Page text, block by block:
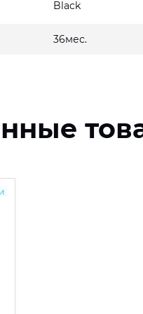
Black
36мес.